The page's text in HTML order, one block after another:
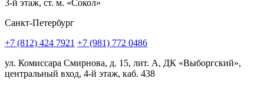
3-й этаж, ст. м. «Сокол»
Санкт-Петербург
+7 (812) 424 7921 +7 (981) 772 0486
ул. Комиссара Смирнова, д. 15, лит. А, ДК «Выборгский»,
центральный вход, 4-й этаж, каб. 438